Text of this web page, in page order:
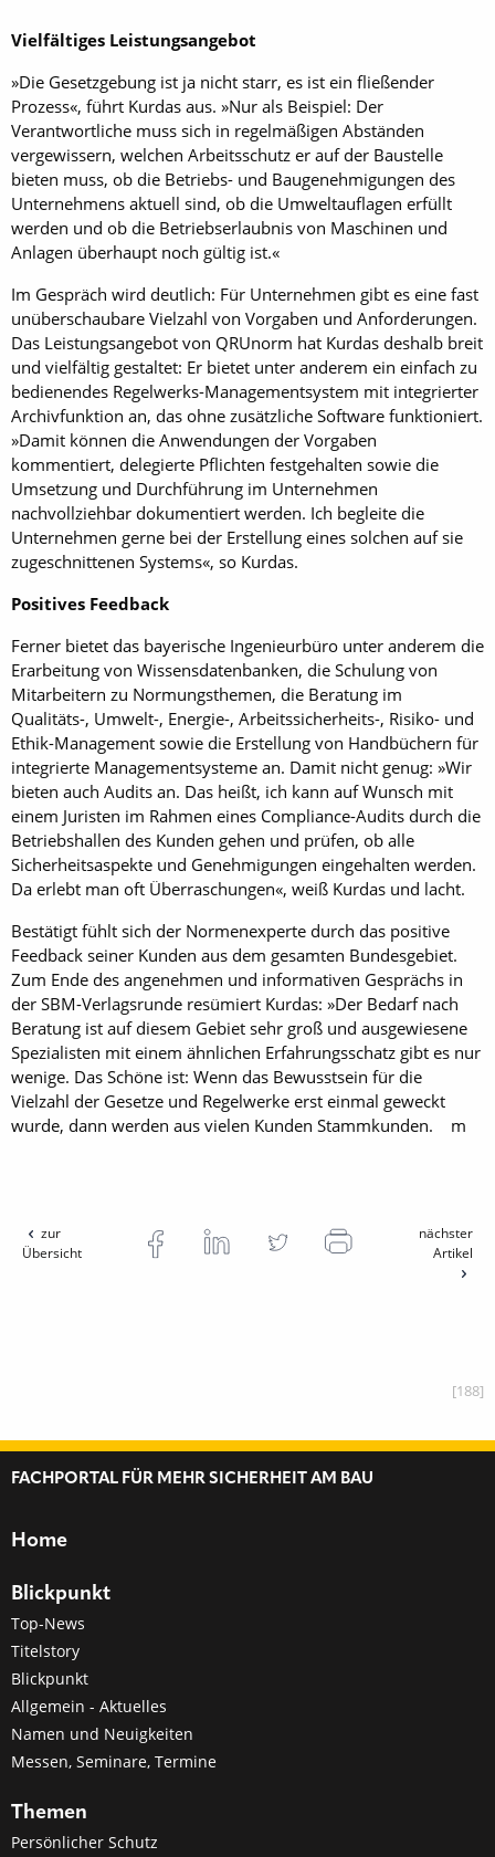
Vielfältiges Leistungsangebot
»Die Gesetzgebung ist ja nicht starr, es ist ein fließender
Prozess«, führt Kurdas aus. »Nur als Beispiel: Der
Verantwortliche muss sich in regelmäßigen Abständen
vergewissern, welchen Arbeitsschutz er auf der Baustelle
bieten muss, ob die Betriebs- und Baugenehmigungen des
Unternehmens aktuell sind, ob die Umweltauflagen erfüllt
werden und ob die Betriebserlaubnis von Maschinen und
Anlagen überhaupt noch gültig ist.«
Im Gespräch wird deutlich: Für Unternehmen gibt es eine fast
unüberschaubare Vielzahl von Vorgaben und Anforderungen.
Das Leistungsangebot von QRUnorm hat Kurdas deshalb breit
und vielfältig gestaltet: Er bietet unter anderem ein einfach zu
bedienendes Regelwerks-Managementsystem mit integrierter
Archivfunktion an, das ohne zusätzliche Software funktioniert.
»Damit können die Anwendungen der Vorgaben
kommentiert, delegierte Pflichten festgehalten sowie die
Umsetzung und Durchführung im Unternehmen
nachvollziehbar dokumentiert werden. Ich begleite die
Unternehmen gerne bei der Erstellung eines solchen auf sie
zugeschnittenen Systems«, so Kurdas.
Positives Feedback
Ferner bietet das bayerische Ingenieurbüro unter anderem die
Erarbeitung von Wissensdatenbanken, die Schulung von
Mitarbeitern zu Normungsthemen, die Beratung im
Qualitäts-, Umwelt-, Energie-, Arbeitssicherheits-, Risiko- und
Ethik-Management sowie die Erstellung von Handbüchern für
integrierte Managementsysteme an. Damit nicht ge­nug: »Wir
bieten auch Audits an. Das heißt, ich kann auf Wunsch mit
einem Juristen im Rahmen eines Compliance-Audits durch die
Betriebshallen des Kunden gehen und prüfen, ob alle
Sicherheitsaspekte und Genehmigungen eingehalten werden.
Da erlebt man oft Überraschungen«, weiß Kurdas und lacht.
Bestätigt fühlt sich der Normenexperte durch das positive
Feedback seiner Kunden aus dem gesamten Bundesgebiet.
Zum Ende des angenehmen und informativen Gesprächs in
der SBM-­Verlagsrunde resümiert Kurdas: »Der Bedarf nach
Beratung ist auf diesem Gebiet sehr groß und ausgewiesene
Spezialisten mit einem ähnlichen Erfahrungsschatz gibt es nur
wenige. Das Schöne ist: Wenn das Bewusstsein für die
Vielzahl der Gesetze und Regelwerke erst einmal geweckt
wurde, dann werden aus vielen Kunden Stammkunden. m
zur
Übersicht
nächster
Artikel
[188]
FACHPORTAL FÜR MEHR SICHERHEIT AM BAU
Home
Blickpunkt
Top-News
Titelstory
Blickpunkt
Allgemein - Aktuelles
Namen und Neuigkeiten
Messen, Seminare, Termine
Themen
Persönlicher Schutz